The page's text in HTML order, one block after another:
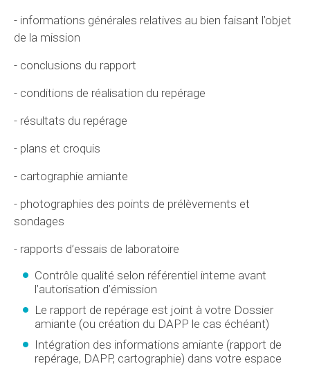
- informations générales relatives au bien faisant l’objet
de la mission
- conclusions du rapport
- conditions de réalisation du repérage
- résultats du repérage
- plans et croquis
- cartographie amiante
- photographies des points de prélèvements et
sondages
- rapports d’essais de laboratoire
Contrôle qualité selon référentiel interne avant
l’autorisation d’émission
Le rapport de repérage est joint à votre Dossier
amiante (ou création du DAPP le cas échéant)
Intégration des informations amiante (rapport de
repérage, DAPP, cartographie) dans votre espace